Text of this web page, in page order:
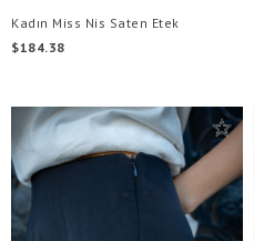
Kadın Miss Nis Saten Etek
$184.38